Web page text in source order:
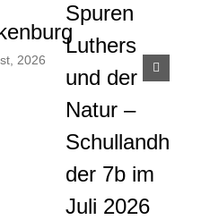
2026
Spuren
Luthers
und der
Natur –
Schullandheim
der 7b im
Juli 2026